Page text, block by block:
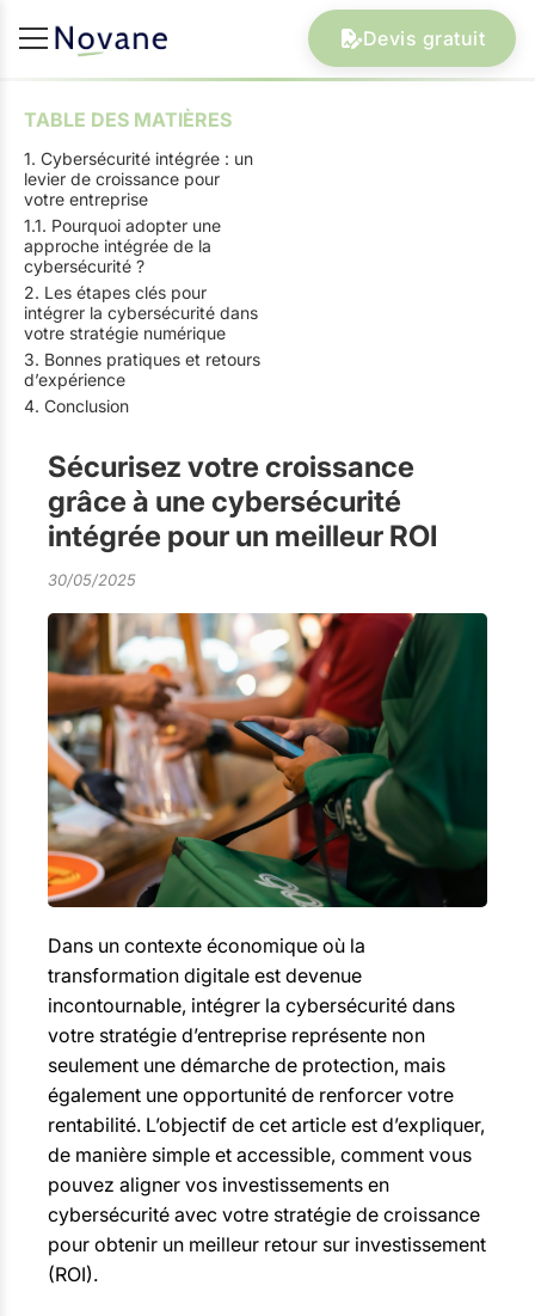
Devis gratuit
TABLE DES MATIÈRES
1. Cybersécurité intégrée : un
levier de croissance pour
votre entreprise
1.1. Pourquoi adopter une
approche intégrée de la
cybersécurité ?
2. Les étapes clés pour
intégrer la cybersécurité dans
votre stratégie numérique
3. Bonnes pratiques et retours
d’expérience
4. Conclusion
Sécurisez votre croissance
grâce à une cybersécurité
intégrée pour un meilleur ROI
30/05/2025
Dans un contexte économique où la
transformation digitale est devenue
incontournable, intégrer la cybersécurité dans
votre stratégie d’entreprise représente non
seulement une démarche de protection, mais
également une opportunité de renforcer votre
rentabilité. L’objectif de cet article est d’expliquer,
de manière simple et accessible, comment vous
pouvez aligner vos investissements en
cybersécurité avec votre stratégie de croissance
pour obtenir un meilleur retour sur investissement
(ROI).